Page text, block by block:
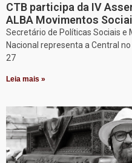
CTB participa da IV
ALBA Movimentos
Secretário de Políticas Sociais e
Nacional representa a Central
27
Leia mais »